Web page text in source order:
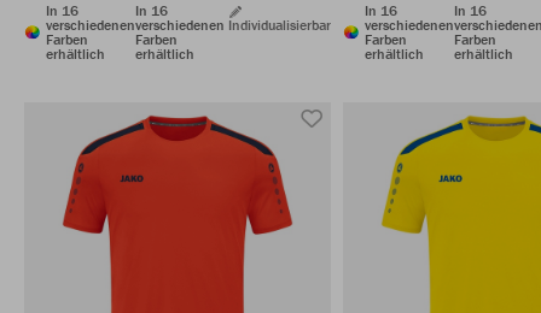
In 16
verschiedenen
Farben
erhältlich
In 16
verschiedenen
Farben
erhältlich
Individualisierbar
In 16
verschiedenen
Farben
erhältlich
In 16
Farben
erhältlich